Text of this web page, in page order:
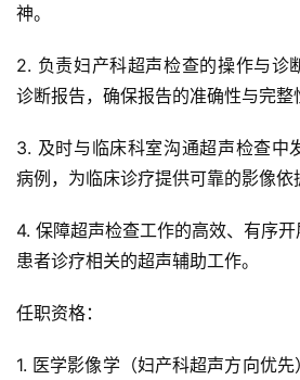
神。
2. 负责妇产科超声检查的操作与诊
诊断报告，确保报告的准确性与完整
3. 及时与临床科室沟通超声检查中
病例，为临床诊疗提供可靠的影像依
4. 保障超声检查工作的高效、有序
患者诊疗相关的超声辅助工作。
任职资格：
1. 医学影像学（妇产科超声方向优